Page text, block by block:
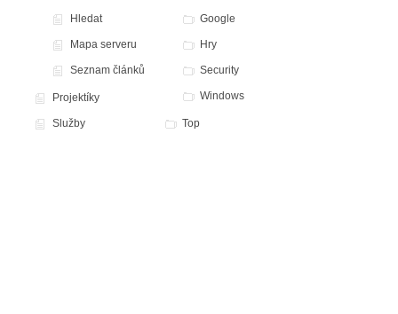
Hledat
Mapa serveru
Seznam článků
Projektíky
Služby
Google
Hry
Security
Windows
Top